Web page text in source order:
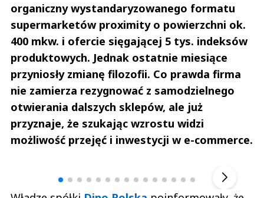
organiczny wystandaryzowanego formatu
supermarketów proximity o powierzchni ok.
400 mkw. i ofercie sięgającej 5 tys. indeksów
produktowych. Jednak ostatnie miesiące
przyniosły zmianę filozofii. Co prawda firma
nie zamierza rezygnować z samodzielnego
otwierania dalszych sklepów, ale już
przyznaje, że szukając wzrostu widzi
możliwość przejęć i inwestycji w e-commerce.